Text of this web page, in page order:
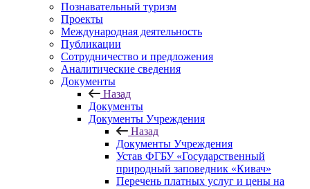
Познавательный туризм
Проекты
Международная деятельность
Публикации
Сотрудничество и предложения
Аналитические сведения
Документы
Назад
Документы
Документы Учреждения
Назад
Документы Учреждения
Устав ФГБУ «Государственный
природный заповедник «Кивач»
Перечень платных услуг и цены на